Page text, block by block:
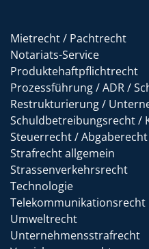
Mietrecht / Pachtrecht
Notariats-Service
Produktehaftpflichtrecht
Prozessführung / ADR /
Restrukturierung /
Schuldbetreibungsrecht /
Steuerrecht / Abgaberecht
Strafrecht allgemein
Strassenverkehrsrecht
Technologie
Telekommunikationsrecht
Umweltrecht
Unternehmensstrafrecht